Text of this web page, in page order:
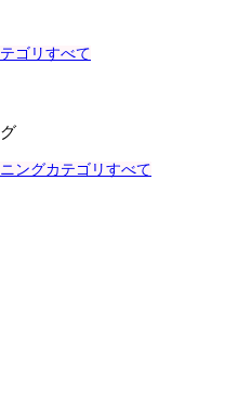
ゴリすべて
ングカテゴリすべて